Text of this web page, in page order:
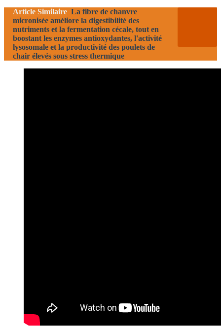
Article Similaire La fibre de chanvre
micronisée améliore la digestibilité des
nutriments et la fermentation cécale, tout en
boostant les enzymes antioxydantes, l'activité
lysosomale et la productivité des poulets de
chair élevés sous stress thermique